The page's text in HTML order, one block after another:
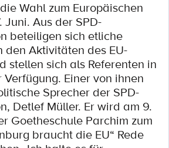
Wahl zum Europäischen
Juni. Aus der SPD-
beteiligen sich etliche
den Aktivitäten des EU-
stellen sich als Referenten in
Einer von ihnen
Sprecher der SPD-
Detlef Müller. Er wird am 9.
Goetheschule Parchim zum
braucht die EU“ Rede